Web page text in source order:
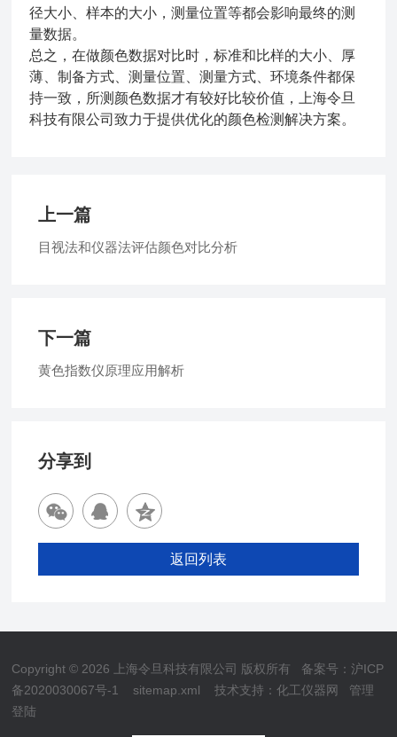
径大小、样本的大小，测量位置等都会影响最终的测
量数据。
总之，在做颜色数据对比时，标准和比样的大小、厚
薄、制备方式、测量位置、测量方式、环境条件都保
持一致，所测颜色数据才有较好比较价值，上海令旦
科技有限公司致力于提供优化的颜色检测解决方案。
上一篇
目视法和仪器法评估颜色对比分析
下一篇
黄色指数仪原理应用解析
分享到
返回列表
Copyright © 2026 上海令旦科技有限公司 版权所有 备案号：沪ICP
备2020030067号-1
sitemap.xml 技术支持：化工仪器网
管理
登陆